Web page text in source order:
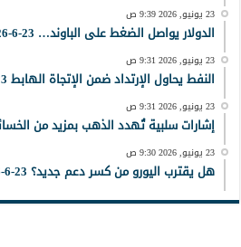
23 يونيو, 2026 9:39 ص
الدولار يواصل الضغط على الباوند… 23-6-2026
23 يونيو, 2026 9:31 ص
النفط يحاول الإرتداد ضمن الإتجاة الهابط 23-6-2026
23 يونيو, 2026 9:31 ص
إشارات سلبية تُهدد الذهب بمزيد من الخسائر 23-6-
23 يونيو, 2026 9:30 ص
هل يقترب اليورو من كسر دعم جديد؟ 23-6-2026